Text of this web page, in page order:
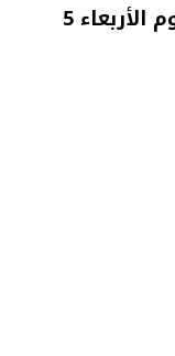
أسعار العملات مقابل الريال اليوم الأربعاء 5